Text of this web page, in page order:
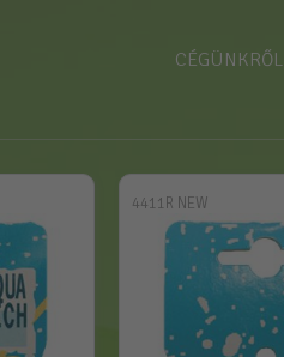
CÉGÜNKRŐL
4411R NEW